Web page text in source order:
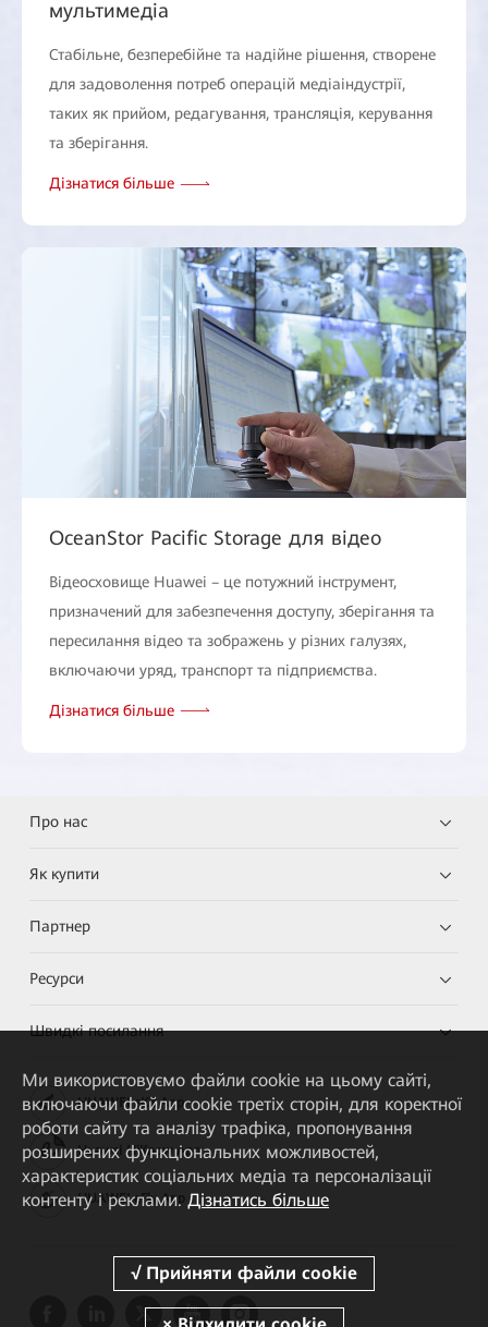
мультимедіа
Стабільне, безперебійне та надійне рішення, створене
для задоволення потреб операцій медіаіндустрії,
таких як прийом, редагування, трансляція, керування
та зберігання.
Дізнатися більше
OceanStor Pacific Storage для відео
Відеосховище Huawei – це потужний інструмент,
призначений для забезпечення доступу, зберігання та
пересилання відео та зображень у різних галузях,
включаючи уряд, транспорт та підприємства.
Дізнатися більше
Про нас
Як купити
Партнер
Ресурси
Швидкі посилання
HUAWEI eKit App
Huawei HiKnow App
HUAWEI eFly App
Ми використовуємо файли cookie на цьому сайті,
включаючи файли cookie третіх сторін, для коректної
роботи сайту та аналізу трафіка, пропонування
розширених функціональних можливостей,
характеристик соціальних медіа та персоналізації
контенту і реклами. Дізнатись більше